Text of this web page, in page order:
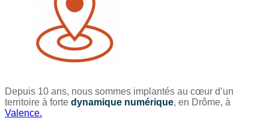
Depuis 10 ans, nous sommes implantés au cœur d’un
territoire à forte dynamique numérique, en Drôme, à
Valence.